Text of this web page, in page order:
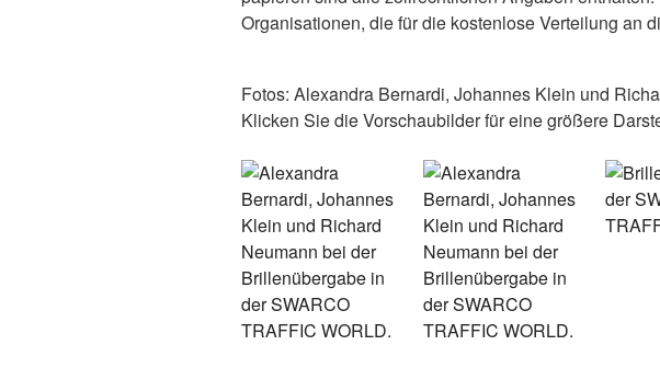
Organisationen, die für die kostenlose Verteilung an
Fotos: Alexandra Bernardi, Johannes Klein und
Klicken Sie die Vorschaubilder für eine größere